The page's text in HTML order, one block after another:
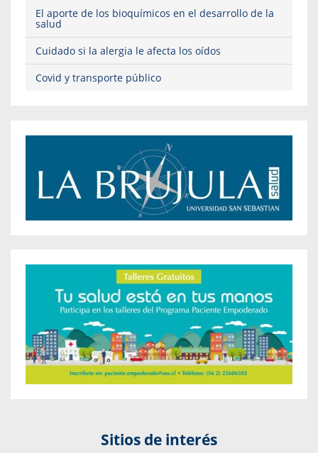
El aporte de los bioquímicos en el desarrollo de la
salud
Cuidado si la alergia le afecta los oídos
Covid y transporte público
Sitios de interés